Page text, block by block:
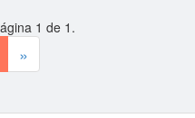
1 de 1 .
»